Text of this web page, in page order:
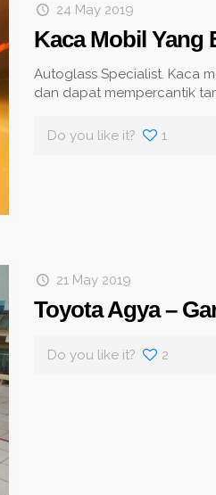
24 May 2019
Kaca Mobil Yang
Autoglass Specialist. Kaca
dan dapat mempercantik
Do you like it? 1
21 May 2019
Toyota Agya –
Do you like it? 2